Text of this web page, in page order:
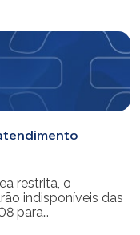
dos nossos mais
restrita, o
indisponíveis das
para